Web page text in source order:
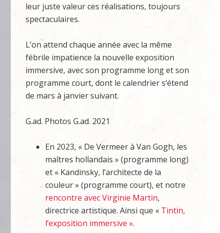
leur juste valeur ces réalisations, toujours
spectaculaires.
L’on attend chaque année avec la même
fébrile impatience la nouvelle exposition
immersive, avec son programme long et son
programme court, dont le calendrier s’étend
de mars à janvier suivant.
G.ad. Photos G.ad. 2021
En 2023, « De Vermeer à Van Gogh, les
maîtres hollandais » (programme long)
et « Kandinsky, l’architecte de la
couleur » (programme court), et notre
rencontre avec Virginie Martin,
directrice artistique. Ainsi que « Tintin,
l’exposition immersive ».